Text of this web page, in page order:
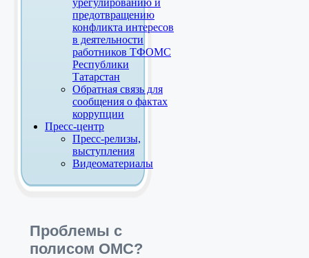
урегулированию и
предотвращению
конфликта интересов
в деятельности
работников ТФОМС
Республики
Татарстан
Обратная связь для
сообщения о фактах
коррупции
Пресс-центр
Пресс-релизы,
выступления
Видеоматериалы
Проблемы с
полисом ОМС?